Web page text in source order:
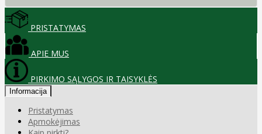
PRISTATYMAS
APIE MUS
PIRKIMO SĄLYGOS IR TAISYKLĖS
Informacija
Pristatymas
Apmokėjimas